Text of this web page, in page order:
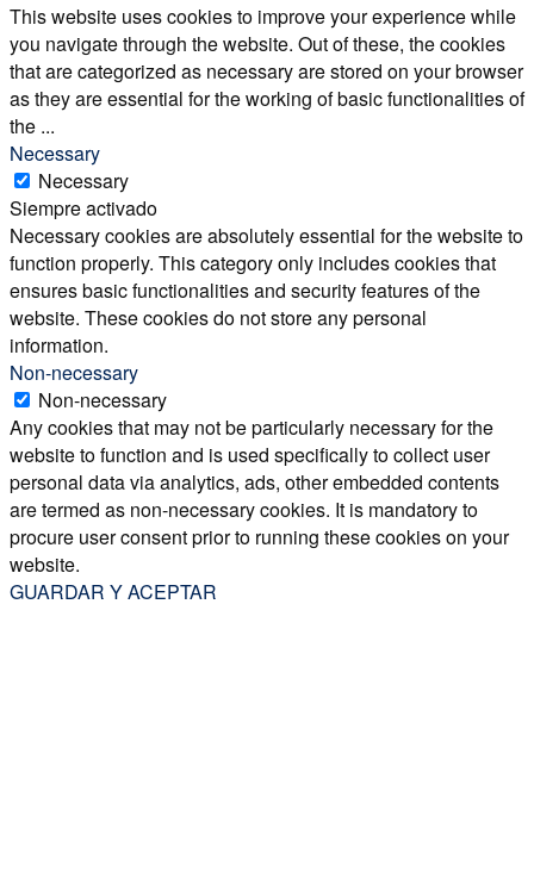
This website uses cookies to improve your experience while
you navigate through the website. Out of these, the cookies
that are categorized as necessary are stored on your browser
as they are essential for the working of basic functionalities of
the ...
Necessary
Necessary
Siempre activado
Necessary cookies are absolutely essential for the website to
function properly. This category only includes cookies that
ensures basic functionalities and security features of the
website. These cookies do not store any personal
information.
Non-necessary
Non-necessary
Any cookies that may not be particularly necessary for the
website to function and is used specifically to collect user
personal data via analytics, ads, other embedded contents
are termed as non-necessary cookies. It is mandatory to
procure user consent prior to running these cookies on your
website.
GUARDAR Y ACEPTAR